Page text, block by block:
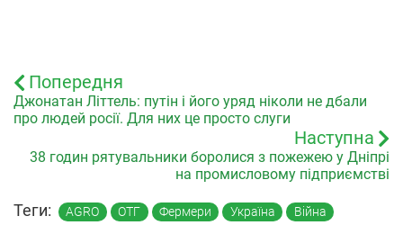
Попередня
Джонатан Літтель: путін і його уряд ніколи не дбали
про людей росії. Для них це просто слуги
Наступна
38 годин рятувальники боролися з пожежею у Дніпрі
на промисловому підприємстві
Теги: AGRO ОТГ Фермери Україна Війна